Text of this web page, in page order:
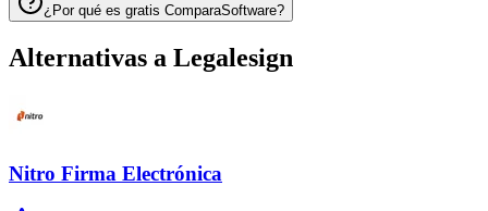
¿Por qué es gratis ComparaSoftware?
Alternativas a Legalesign
Nitro Firma Electrónica